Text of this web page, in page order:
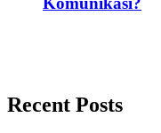
Recent Posts